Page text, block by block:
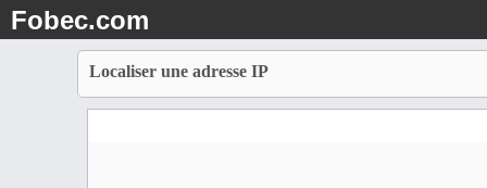
Fobec.com
Localiser une adresse IP